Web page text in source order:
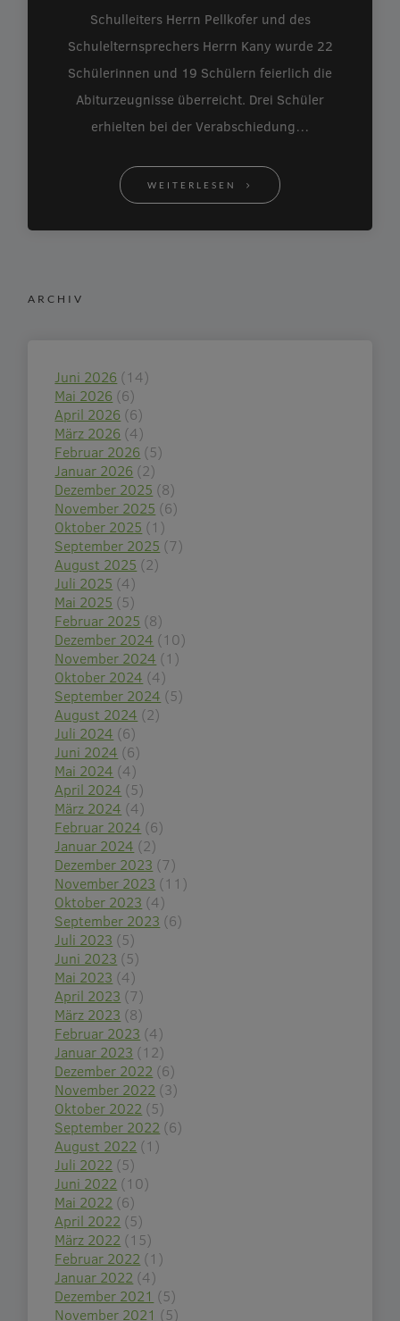
Schulleiters Herrn Pellkofer und des
Schulelternsprechers Herrn Kany wurde 22
Schülerinnen und 19 Schülern feierlich die
Abiturzeugnisse überreicht. Drei Schüler
erhielten bei der Verabschiedung…
WEITERLESEN
ARCHIV
Juni 2026 (14)
Mai 2026 (6)
April 2026 (6)
März 2026 (4)
Februar 2026 (5)
Januar 2026 (2)
Dezember 2025 (8)
November 2025 (6)
Oktober 2025 (1)
September 2025 (7)
August 2025 (2)
Juli 2025 (4)
Mai 2025 (5)
Februar 2025 (8)
Dezember 2024 (10)
November 2024 (1)
Oktober 2024 (4)
September 2024 (5)
August 2024 (2)
Juli 2024 (6)
Juni 2024 (6)
Mai 2024 (4)
April 2024 (5)
März 2024 (4)
Februar 2024 (6)
Januar 2024 (2)
Dezember 2023 (7)
November 2023 (11)
Oktober 2023 (4)
September 2023 (6)
Juli 2023 (5)
Juni 2023 (5)
Mai 2023 (4)
April 2023 (7)
März 2023 (8)
Februar 2023 (4)
Januar 2023 (12)
Dezember 2022 (6)
November 2022 (3)
Oktober 2022 (5)
September 2022 (6)
August 2022 (1)
Juli 2022 (5)
Juni 2022 (10)
Mai 2022 (6)
April 2022 (5)
März 2022 (15)
Februar 2022 (1)
Januar 2022 (4)
Dezember 2021 (5)
November 2021 (5)